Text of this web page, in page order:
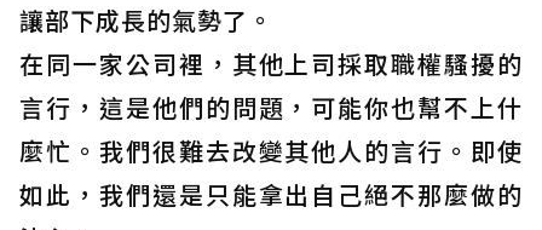
讓部下成長的氣勢了。
在同一家公司裡，其他上司採取職權騷擾的
言行，這是他們的問題，可能你也幫不上什
麼忙。我們很難去改變其他人的言行。即使
如此，我們還是只能拿出自己絕不那麼做的